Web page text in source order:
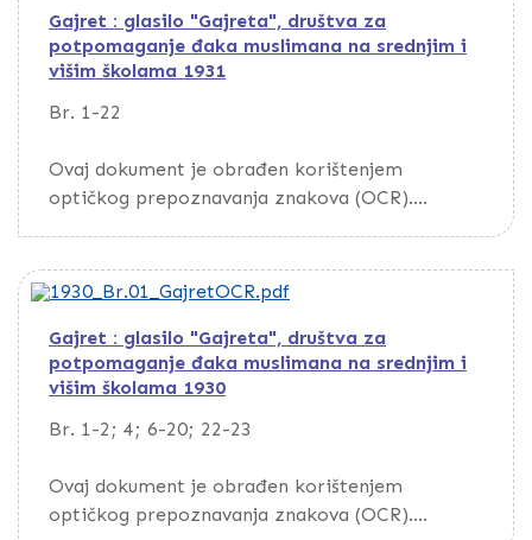
Gajret : glasilo "Gajreta", društva za
potpomaganje đaka muslimana na srednjim i
višim školama 1931
Br. 1-22
Ovaj dokument je obrađen korištenjem
optičkog prepoznavanja znakova (OCR).
putem opcije Download
Gajret : glasilo "Gajreta", društva za
potpomaganje đaka muslimana na srednjim i
višim školama 1930
Br. 1-2; 4; 6-20; 22-23
Ovaj dokument je obrađen korištenjem
optičkog prepoznavanja znakova (OCR).